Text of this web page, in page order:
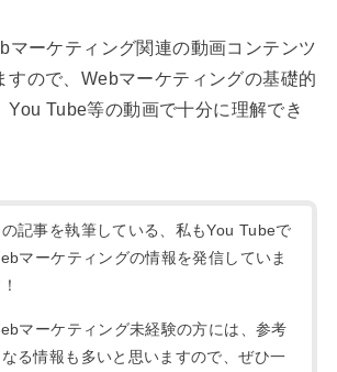
マーケティング関連の動画コンテンツ
すので、Webマーケティングの基礎的
You Tube等の動画で十分に理解でき
の記事を執筆している、私もYou Tubeで
マーケティングの情報を発信していま
マーケティング未経験の方には、参考
る情報も多いと思いますので、ぜひ一